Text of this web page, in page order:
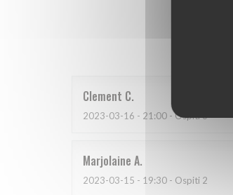
Clement C
2023-03-16 - 21:00 - Ospiti 6
Marjolaine A
2023-03-15 - 19:30 - Ospiti 2